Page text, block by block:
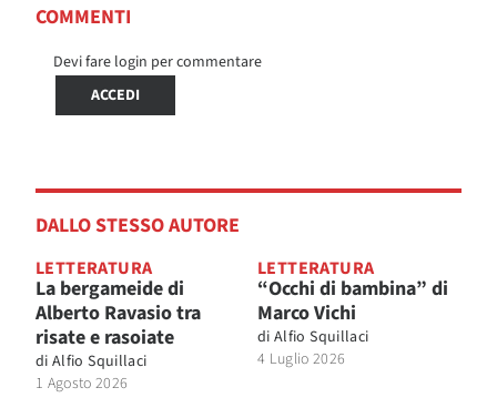
COMMENTI
Devi fare login per commentare
ACCEDI
DALLO STESSO AUTORE
LETTERATURA
La bergameide di
Alberto Ravasio tra
risate e rasoiate
di Alfio Squillaci
1 Agosto 2026
LETTERATURA
“Occhi di bambina” di
Marco Vichi
di Alfio Squillaci
4 Luglio 2026